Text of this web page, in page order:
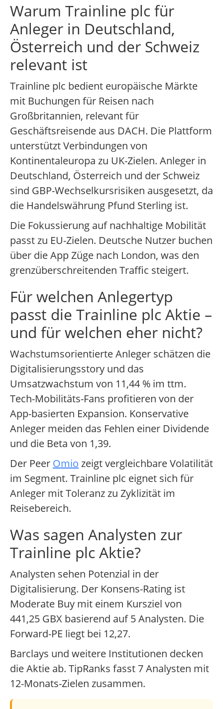
Warum Trainline plc für
Anleger in Deutschland,
Österreich und der Schweiz
relevant ist
Trainline plc bedient europäische Märkte
mit Buchungen für Reisen nach
Großbritannien, relevant für
Geschäftsreisende aus DACH. Die Plattform
unterstützt Verbindungen von
Kontinentaleuropa zu UK-Zielen. Anleger in
Deutschland, Österreich und der Schweiz
sind GBP-Wechselkursrisiken ausgesetzt, da
die Handelswährung Pfund Sterling ist.
Die Fokussierung auf nachhaltige Mobilität
passt zu EU-Zielen. Deutsche Nutzer buchen
über die App Züge nach London, was den
grenzüberschreitenden Traffic steigert.
Für welchen Anlegertyp
passt die Trainline plc Aktie –
und für welchen eher nicht?
Wachstumsorientierte Anleger schätzen die
Digitalisierungsstory und das
Umsatzwachstum von 11,44 % im ttm.
Tech-Mobilitäts-Fans profitieren von der
App-basierten Expansion. Konservative
Anleger meiden das Fehlen einer Dividende
und die Beta von 1,39.
Der Peer Omio zeigt vergleichbare Volatilität
im Segment. Trainline plc eignet sich für
Anleger mit Toleranz zu Zyklizität im
Reisebereich.
Was sagen Analysten zur
Trainline plc Aktie?
Analysten sehen Potenzial in der
Digitalisierung. Der Konsens-Rating ist
Moderate Buy mit einem Kursziel von
441,25 GBX basierend auf 5 Analysten. Die
Forward-PE liegt bei 12,27.
Barclays und weitere Institutionen decken
die Aktie ab. TipRanks fasst 7 Analysten mit
12-Monats-Zielen zusammen.